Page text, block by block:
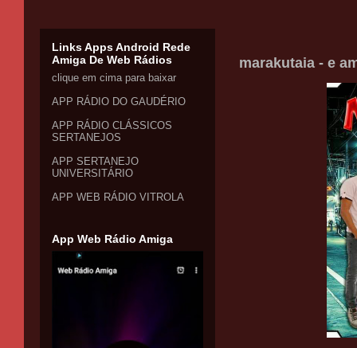
marakutaia - e
Links Apps Android Rede
Amiga De Web Rádios
clique em cima para baixar
APP RÁDIO DO GAUDÉRIO
APP RÁDIO CLÁSSICOS
SERTANEJOS
APP SERTANEJO
UNIVERSITÁRIO
APP WEB RÁDIO VITROLA
App Web Rádio Amiga